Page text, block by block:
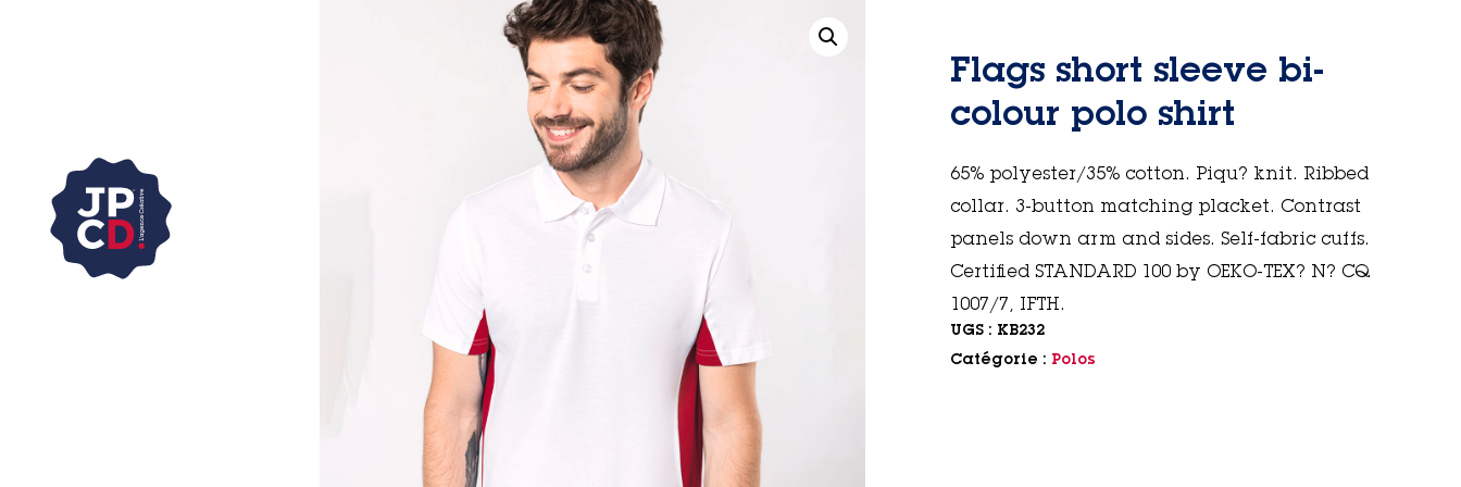
Flags short sleeve bi-
colour polo shirt
65% polyester/35% cotton. Piqu? knit. Ribbed
collar. 3-button matching placket. Contrast
panels down arm and sides. Self-fabric cuffs.
Certified STANDARD 100 by OEKO-TEX? N? CQ
1007/7, IFTH.
UGS : KB232
Catégorie : Polos